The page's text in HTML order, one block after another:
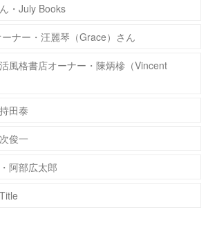
・July Books
ナー・汪麗琴（Grace）さん
風格書店オーナー・陳炳槮（Vincent
田泰
俊一
阿部広太郎